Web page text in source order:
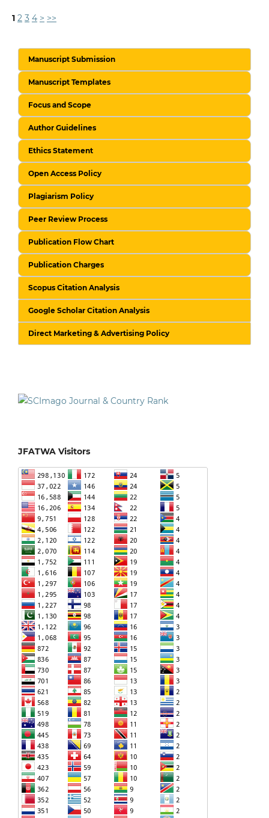
1 2 3 4 > >>
Manuscript Submission
Manuscript Templates
Focus and Scope
Author Guidelines
Ethics Statement
Open Access Policy
Plagiarism Policy
Peer Review Process
Publication Flow Chart
Publication Charges
Scopus Citation Analysis
Google Scholar Citation Analysis
Direct Marketing & Advertising Policy
JFATWA Visitors